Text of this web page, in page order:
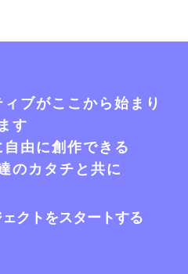
ブがここから始まり
ます
由に創作できる
のカタチと共に
クトをスタートする